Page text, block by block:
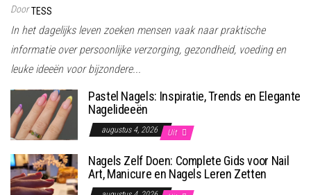
Door TESS
In het dagelijks leven zoeken mensen vaak naar praktische
informatie over persoonlijke verzorging, gezondheid, voeding en
leuke ideeën voor bijzondere...
Pastel Nagels: Inspiratie, Trends en Elegante
Nagelideeën
augustus 4, 2026 Uit
Nagels Zelf Doen: Complete Gids voor Nail
Art, Manicure en Nagels Leren Zetten